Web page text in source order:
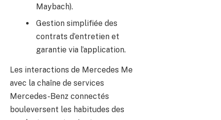
Maybach).
Gestion simplifiée des
contrats d’entretien et
garantie via l’application.
Les interactions de Mercedes Me
avec la chaîne de services
Mercedes-Benz connectés
bouleversent les habitudes des